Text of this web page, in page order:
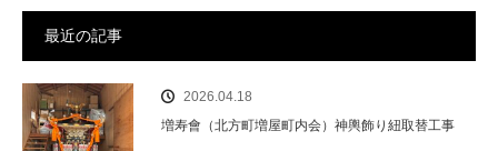
最近の記事
2026.04.18
増寿會（北方町増屋町内会）神輿飾り紐取替工事